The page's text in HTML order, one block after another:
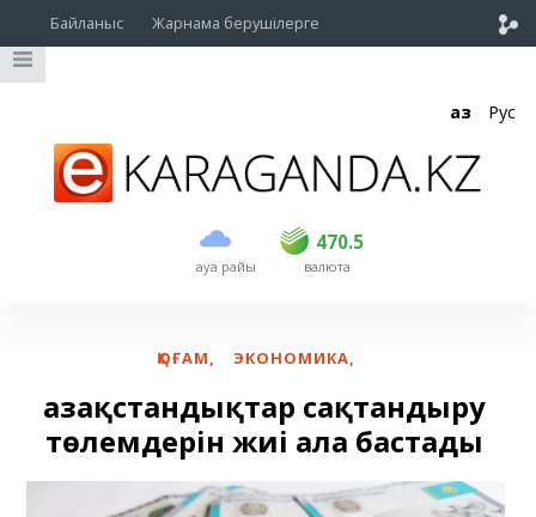
Байланыс Жарнама берушілерге
Қаз Рус
ауа райы
470.5
USD 469.5 470.5
EUR валюта
ҚОҒАМ, ЭКОНОМИКА,
Қазақстандықтар сақтандыру
төлемдерін жиі ала бастады